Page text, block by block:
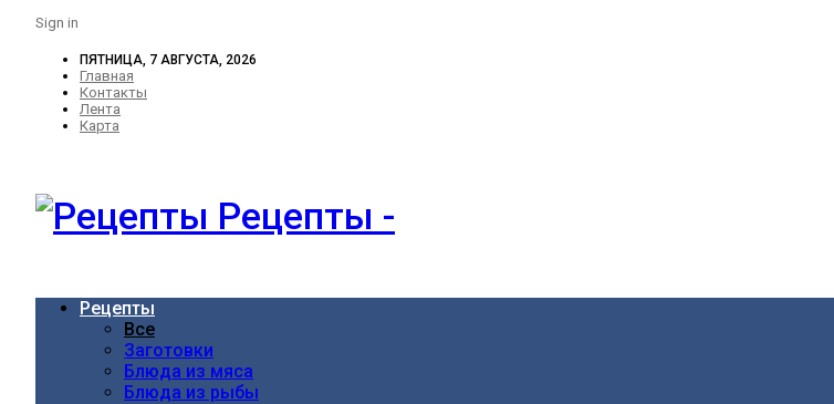
Sign in
ПЯТНИЦА, 7 АВГУСТА, 2026
Главная
Контакты
Лента
Карта
Рецепты -
Рецепты
Все
Заготовки
Блюда из мяса
Блюда из рыбы